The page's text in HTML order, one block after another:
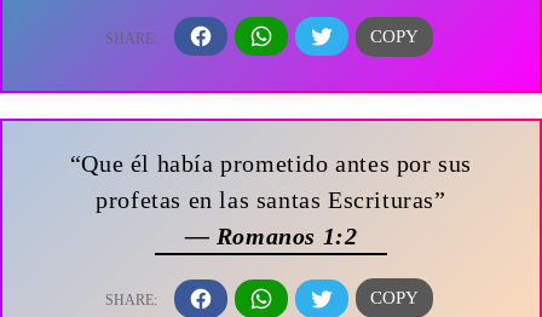
“Que él había prometido antes por sus
profetas en las santas Escrituras”
— Romanos 1:2